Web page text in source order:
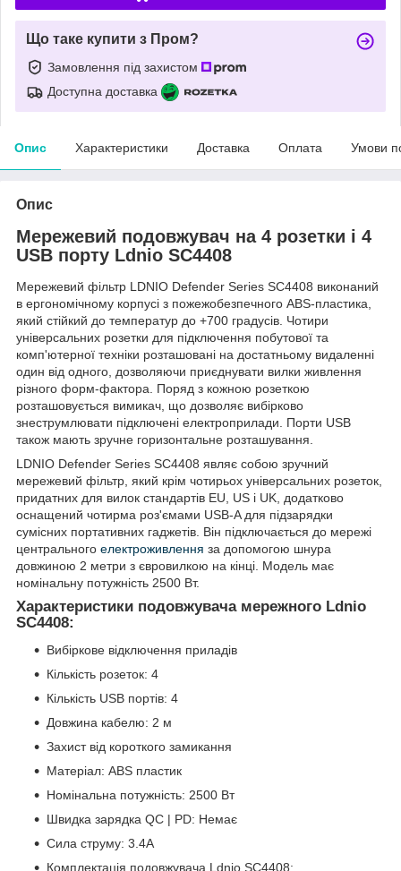
Що таке купити з Пром?
Замовлення під захистом
Доступна доставка
Опис Характеристики Доставка Оплата Умови
Опис
Мережевий подовжувач на 4 розетки і 4
USB порту Ldnio SC4408
Мережевий фільтр LDNIO Defender Series SC4408 виконаний
в ергономічному корпусі з пожежобезпечного ABS-пластика,
який стійкий до температур до +700 градусів. Чотири
універсальних розетки для підключення побутової та
комп'ютерної техніки розташовані на достатньому видаленні
один від одного, дозволяючи приєднувати вилки живлення
різного форм-фактора. Поряд з кожною розеткою
розташовується вимикач, що дозволяє вибірково
знеструмлювати підключені електроприлади. Порти USB
також мають зручне горизонтальне розташування.
LDNIO Defender Series SC4408 являє собою зручний
мережевий фільтр, який крім чотирьох універсальних розеток,
придатних для вилок стандартів EU, US і UK, додатково
оснащений чотирма роз'ємами USB-A для підзарядки
сумісних портативних гаджетів. Він підключається до мережі
центрального електроживлення за допомогою шнура
довжиною 2 метри з євровилкою на кінці. Модель має
номінальну потужність 2500 Вт.
Характеристики подовжувача мережного Ldnio
SC4408:
Вибіркове відключення приладів
Кількість розеток: 4
Кількість USB портів: 4
Довжина кабелю: 2 м
Захист від короткого замикання
Матеріал: ABS пластик
Номінальна потужність: 2500 Вт
Швидка зарядка QC | PD: Немає
Сила струму: 3.4A
Комплектація подовжувача Ldnio SC4408: